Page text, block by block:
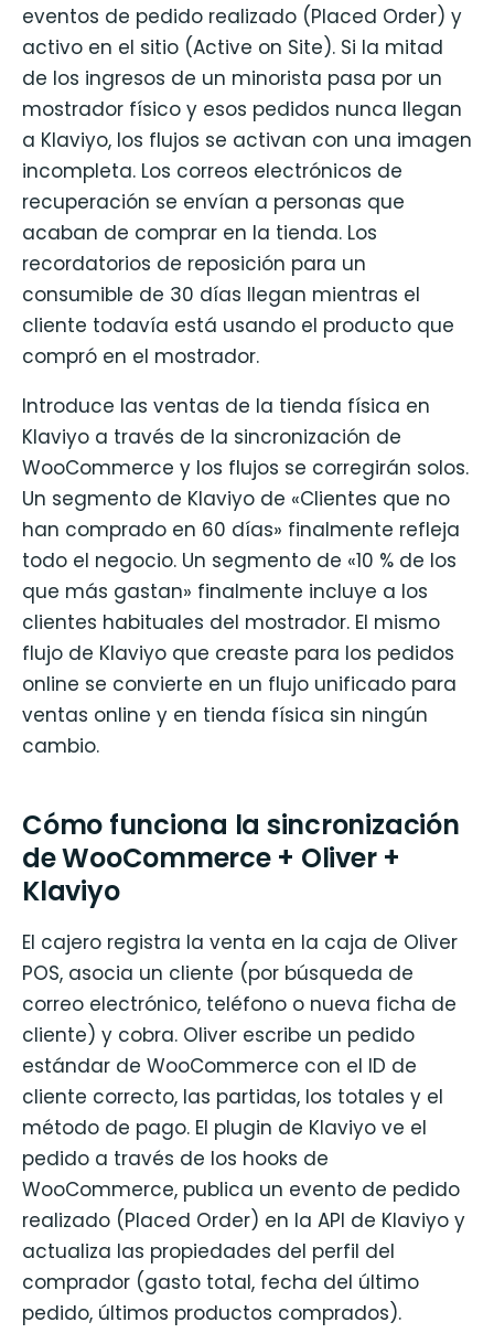
eventos de pedido realizado (Placed Order) y
activo en el sitio (Active on Site). Si la mitad
de los ingresos de un minorista pasa por un
mostrador físico y esos pedidos nunca llegan
a Klaviyo, los flujos se activan con una imagen
incompleta. Los correos electrónicos de
recuperación se envían a personas que
acaban de comprar en la tienda. Los
recordatorios de reposición para un
consumible de 30 días llegan mientras el
cliente todavía está usando el producto que
compró en el mostrador.
Introduce las ventas de la tienda física en
Klaviyo a través de la sincronización de
WooCommerce y los flujos se corregirán solos.
Un segmento de Klaviyo de «Clientes que no
han comprado en 60 días» finalmente refleja
todo el negocio. Un segmento de «10 % de los
que más gastan» finalmente incluye a los
clientes habituales del mostrador. El mismo
flujo de Klaviyo que creaste para los pedidos
online se convierte en un flujo unificado para
ventas online y en tienda física sin ningún
cambio.
Cómo funciona la sincronización
de WooCommerce + Oliver +
Klaviyo
El cajero registra la venta en la caja de Oliver
POS, asocia un cliente (por búsqueda de
correo electrónico, teléfono o nueva ficha de
cliente) y cobra. Oliver escribe un pedido
estándar de WooCommerce con el ID de
cliente correcto, las partidas, los totales y el
método de pago. El plugin de Klaviyo ve el
pedido a través de los hooks de
WooCommerce, publica un evento de pedido
realizado (Placed Order) en la API de Klaviyo y
actualiza las propiedades del perfil del
comprador (gasto total, fecha del último
pedido, últimos productos comprados).